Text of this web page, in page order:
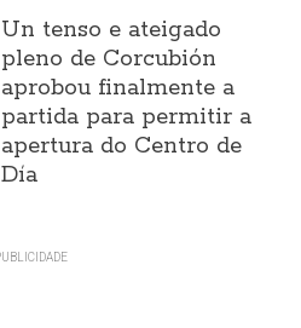
Un tenso e ateigado
pleno de Corcubión
aprobou finalmente a
partida para permitir a
apertura do Centro de
Día